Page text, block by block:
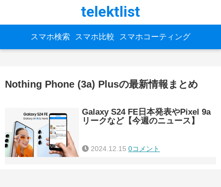
telektlist
スマホ検索 スマホ比較 スマホコーティング
Nothing Phone (3a) Plusの最新情報まとめ
Galaxy S24 FE日本発表やPixel 9a
リークなど【今週のニュース】
2024.12.15 0コメント